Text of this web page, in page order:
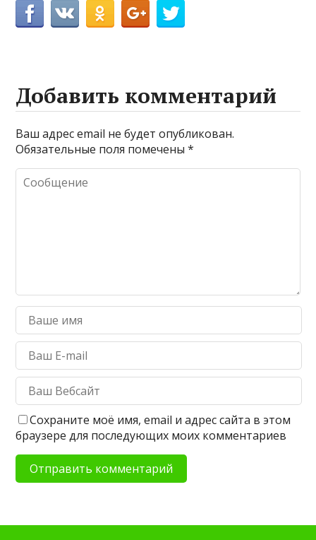
Добавить комментарий
Ваш адрес email не будет опубликован.
Обязательные поля помечены*
Сохраните моё имя, email и адрес сайта в этом
браузере для последующих моих комментариев